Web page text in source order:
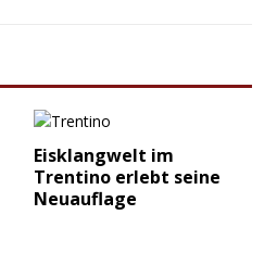
Eisklangwelt im
Trentino erlebt seine
Neuauflage